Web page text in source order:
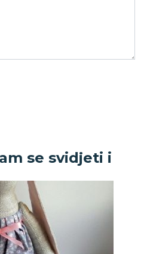
se svidjeti i